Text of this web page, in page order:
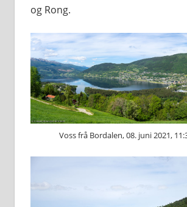
og Rong.
Voss frå Bordalen, 08. juni 2021,